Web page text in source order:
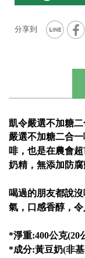
凱令嚴選不加糖
嚴選不加糖二合
啡，也是在農會
奶精，無添加防腐
喝過的朋友都說
氣，口感香醇，令
*淨重:400公克(20
*成分:黃豆奶(非